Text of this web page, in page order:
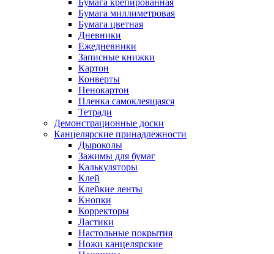
Бумага крепированная
Бумага миллиметровая
Бумага цветная
Дневники
Ежедневники
Записные книжки
Картон
Конверты
Пенокартон
Пленка самоклеящаяся
Тетради
Демонстрационные доски
Канцелярские принадлежности
Дыроколы
Зажимы для бумаг
Калькуляторы
Клей
Клейкие ленты
Кнопки
Корректоры
Ластики
Настольные покрытия
Ножи канцелярские